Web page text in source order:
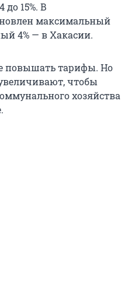
15%. В
максимальный
4% — в Хакасии.
повышать тарифы. Но
чтобы
хозяйства